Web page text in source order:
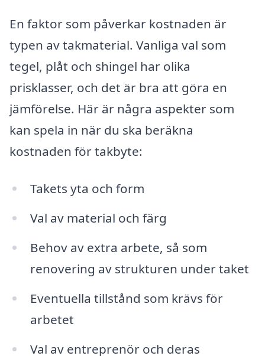
En faktor som påverkar kostnaden är
typen av takmaterial. Vanliga val som
tegel, plåt och shingel har olika
prisklasser, och det är bra att göra en
jämförelse. Här är några aspekter som
kan spela in när du ska beräkna
kostnaden för takbyte:
Takets yta och form
Val av material och färg
Behov av extra arbete, så som
renovering av strukturen under taket
Eventuella tillstånd som krävs för
arbetet
Val av entreprenör och deras